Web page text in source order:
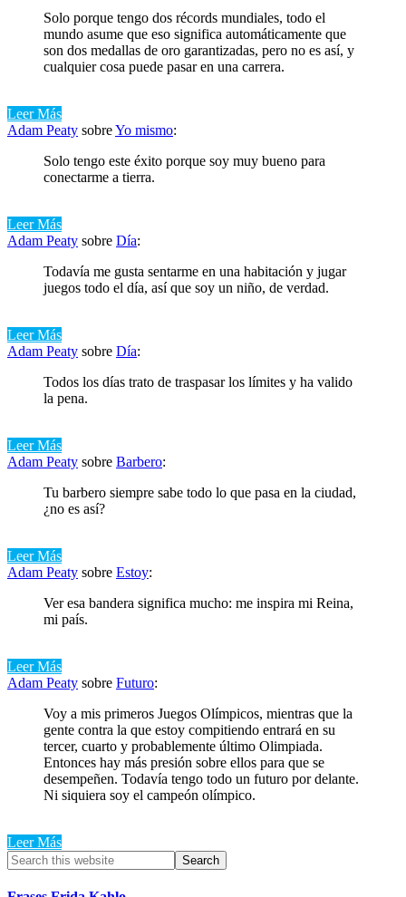
Solo porque tengo dos récords mundiales, todo el
mundo asume que eso significa automáticamente que
son dos medallas de oro garantizadas, pero no es así, y
cualquier cosa puede pasar en una carrera.
Leer Más
Adam Peaty sobreYo mismo:
Solo tengo este éxito porque soy muy bueno para
conectarme a tierra.
Leer Más
Adam Peaty sobre Día:
Todavía me gusta sentarme en una habitación y jugar
juegos todo el día, así que soy un niño, de verdad.
Leer Más
Adam Peaty sobre Día:
Todos los días trato de traspasar los límites y ha valido
la pena.
Leer Más
Adam Peaty sobre Barbero:
Tu barbero siempre sabe todo lo que pasa en la ciudad,
¿no es así?
Leer Más
Adam Peaty sobre Estoy:
Ver esa bandera significa mucho: me inspira mi Reina,
mi país.
Leer Más
Adam Peaty sobre Futuro:
Voy a mis primeros Juegos Olímpicos, mientras que la
gente contra la que estoy compitiendo entrará en su
tercer, cuarto y probablemente último Olimpiada.
Entonces hay más presión sobre ellos para que se
desempeñen. Todavía tengo todo un futuro por delante.
Ni siquiera soy el campeón olímpico.
Leer Más
Primary
Sidebar
Search
this
website